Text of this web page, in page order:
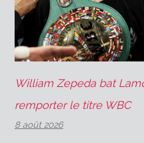
William Zepeda bat
remporter le titre WBC
8 août 2026